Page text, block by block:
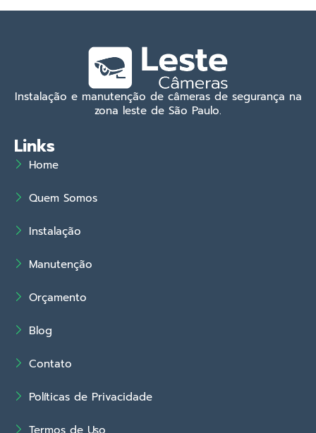
Instalação e manutenção de câmeras de segurança na
zona leste de São Paulo.
Links
Home
Quem Somos
Instalação
Manutenção
Orçamento
Blog
Contato
Políticas de Privacidade